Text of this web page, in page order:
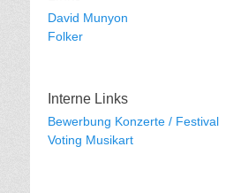
David Munyon
Folker
Interne Links
Bewerbung Konzerte / Festival
Voting Musikart